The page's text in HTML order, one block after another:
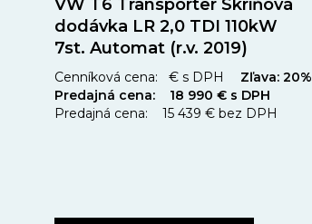
VW T6 Transporter Skriňová
dodávka LR 2,0 TDI 110kW
7st. Automat (r.v. 2019)
Zľava: 20%
Cenníková cena: € s DPH
Predajná cena: 18 990 € s DPH
Predajná cena: 15 439 € bez DPH